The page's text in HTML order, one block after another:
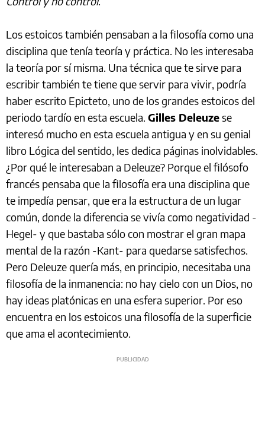
Los estoicos también pensaban a la filosofía como una
disciplina que tenía teoría y práctica. No les interesaba
la teoría por sí misma. Una técnica que te sirve para
escribir también te tiene que servir para vivir, podría
haber escrito Epicteto, uno de los grandes estoicos del
periodo tardío en esta escuela. Gilles Deleuzese
interesó mucho en esta escuela antigua y en su genial
libro Lógica del sentido, les dedica páginas inolvidables.
¿Por qué le interesaban a Deleuze? Porque el filósofo
francés pensaba que la filosofía era una disciplina que
te impedía pensar, que era la estructura de un lugar
común, donde la diferencia se vivía como negatividad -
Hegel- y que bastaba sólo con mostrar el gran mapa
mental de la razón -Kant- para quedarse satisfechos.
Pero Deleuze quería más, en principio, necesitaba una
filosofía de la inmanencia: no hay cielo con un Dios, no
hay ideas platónicas en una esfera superior. Por eso
encuentra en los estoicos una filosofía de la superficie
que ama el acontecimiento.